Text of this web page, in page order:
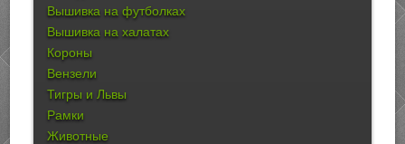
Вышивка на футболках
Вышивка на халатах
Короны
Вензели
Тигры и Львы
Рамки
Животные